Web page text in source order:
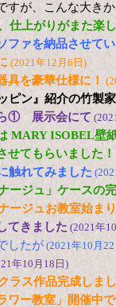
すが、こんな大き
仕上がりがまた楽
ファを納品させて
(2021年12月6日)
具を豪華仕様に！
ピン』紹介の竹製
ら① 展示会にて
MARY ISOBEL壁
せてもらいました！
触れてみました
ージュ」ケースの
ージュお教室始ま
てきました (2021年
したが (2021年10月
年10月18日)
ラス作品完成しま
ワー教室」開催中